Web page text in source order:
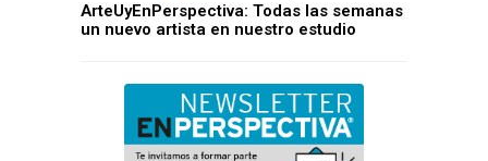
ArteUyEnPerspectiva: Todas las semanas
un nuevo artista en nuestro estudio